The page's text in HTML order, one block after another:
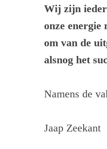
Wij zijn
onze energie
om van de
alsnog het
Namens de
Jaap Zeekant